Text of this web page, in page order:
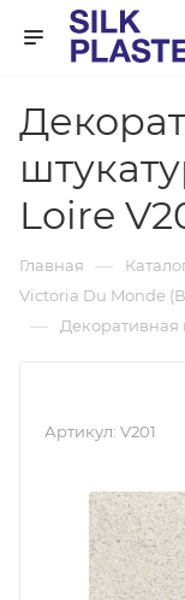
Loire
Главная —
Victoria Du Monde
— Декоративная
Артикул: V201